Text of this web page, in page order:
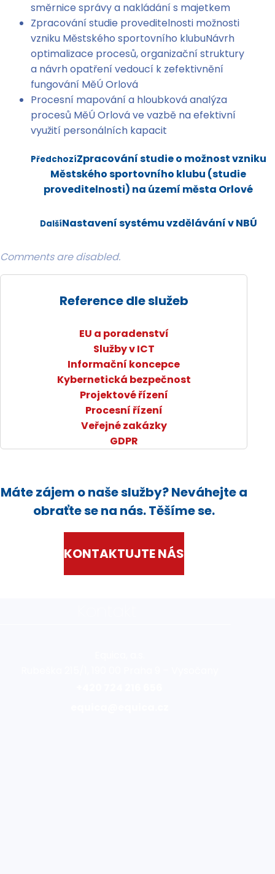
směrnice správy a nakládání s majetkem
Zpracování studie proveditelnosti možnosti
vzniku Městského sportovního klubuNávrh
optimalizace procesů, organizační struktury
a návrh opatření vedoucí k zefektivnění
fungování MěÚ Orlová
Procesní mapování a hloubková analýza
procesů MěÚ Orlová ve vazbě na efektivní
využití personálních kapacit
PředchozíZpracování studie o možnost vzniku
Městského sportovního klubu (studie
proveditelnosti) na území města Orlové
DalšíNastavení systému vzdělávání v NBÚ
Comments are disabled.
Reference dle služeb
EU a poradenství
Služby v ICT
Informační koncepce
Kybernetická bezpečnost
Projektové řízení
Procesní řízení
Veřejné zakázky
GDPR
Máte zájem o naše služby? Neváhejte a
obraťte se na nás. Těšíme se.
KONTAKTUJTE NÁS